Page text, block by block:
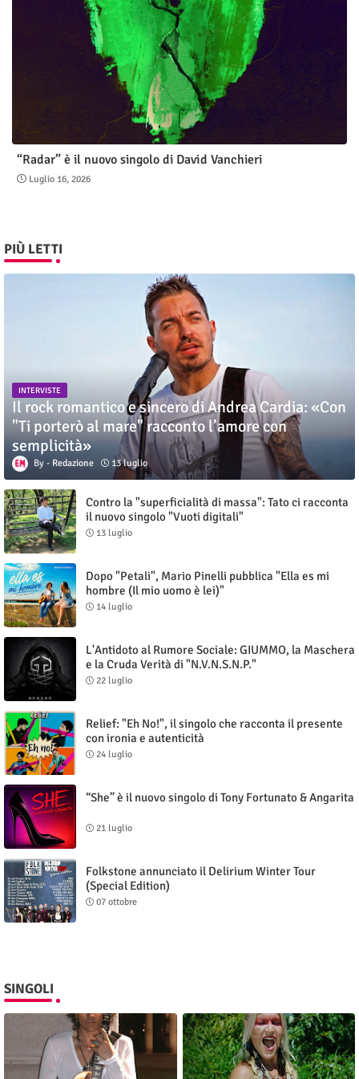
“Radar” è il nuovo singolo di David Vanchieri
Luglio 16, 2026
PIÙ LETTI
INTERVISTE
Il rock romantico e sincero di Andrea Cardia: «Con
"Ti porterò al mare" racconto l’amore con
semplicità»
Redazione 13 luglio
Contro la "superficialità di massa": Tato ci racconta
il nuovo singolo "Vuoti digitali"
13 luglio
Dopo "Petali", Mario Pinelli pubblica "Ella es mi
hombre (Il mio uomo è lei)"
14 luglio
L'Antidoto al Rumore Sociale: GIUMMO, la Maschera
e la Cruda Verità di "N.V.N.S.N.P."
22 luglio
Relief: "Eh No!", il singolo che racconta il presente
con ironia e autenticità
24 luglio
“She” è il nuovo singolo di Tony Fortunato & Angarita
21 luglio
Folkstone annunciato il Delirium Winter Tour
(Special Edition)
07 ottobre
SINGOLI